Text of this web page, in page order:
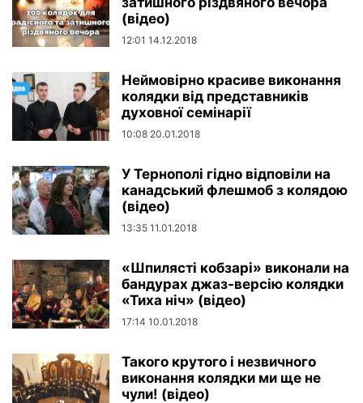
(відео)
12:01 14.12.2018
Неймовірно красиве виконання
колядки від представників
духовної семінарії
10:08 20.01.2018
У Тернополі гідно відповіли на
канадський флешмоб з колядою
(відео)
13:35 11.01.2018
«Шпилясті кобзарі» виконали на
бандурах джаз-версію колядки
«Тиха ніч» (відео)
17:14 10.01.2018
Такого крутого і незвичного
виконання колядки ми ще не
чули! (відео)